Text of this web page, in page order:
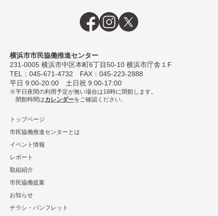
横浜市市民協働推進センター
231-0005 横浜市中区本町6丁⽬50-10 横浜市庁舎１F
TEL： 045-671-4732 FAX：045-223-2888
平⽇ 9:00-20:00 ⼟⽇祝 9:00-17:00
平日夜間の利用予定が無い場合は18時に閉館します。
閉館時間はカレンダーをご確認ください。
トップページ
市民協働推進センターとは
イベント情報
レポート
取組紹介
市⺠協働提案
お知らせ
チラシ・パンフレット